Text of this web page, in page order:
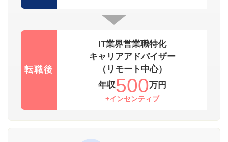
転職後
IT業界営業職特化
キャリアアドバイザー
（リモート中心）
年収500万円
+インセンティブ